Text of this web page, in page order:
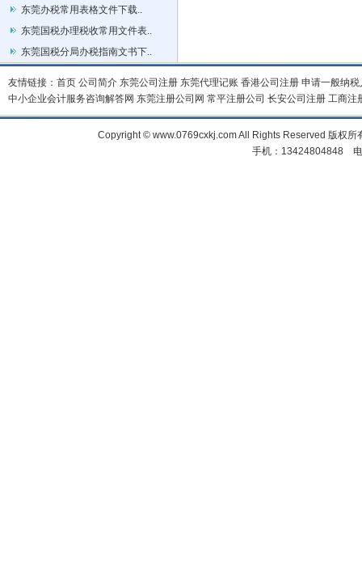
东莞办税常用表格文件下载..
东莞国税办理税收常用文件表..
东莞国税分局办税指南文书下..
友情链接： 首页 公司简介 东莞公司注册 东莞代理记账 香港公司注册 申请一般纳税
中小企业会计服务咨询解答网 东莞注册公司网 常平注册公司 长安公司注册 工商注
Copyright © www.0769cxkj.com All Rights Reserved 版权
手机：13424804848